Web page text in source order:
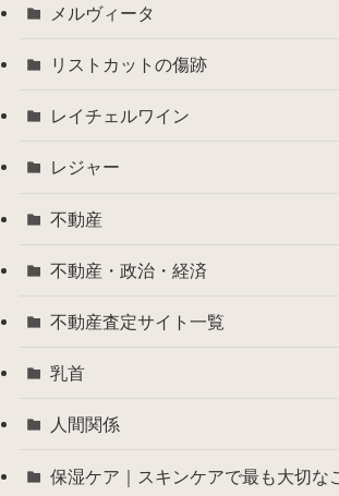
メルヴィータ
リストカットの傷跡
レイチェルワイン
レジャー
不動産
不動産・政治・経済
不動産査定サイト一覧
乳首
人間関係
保湿ケア｜スキンケアで最も大切な